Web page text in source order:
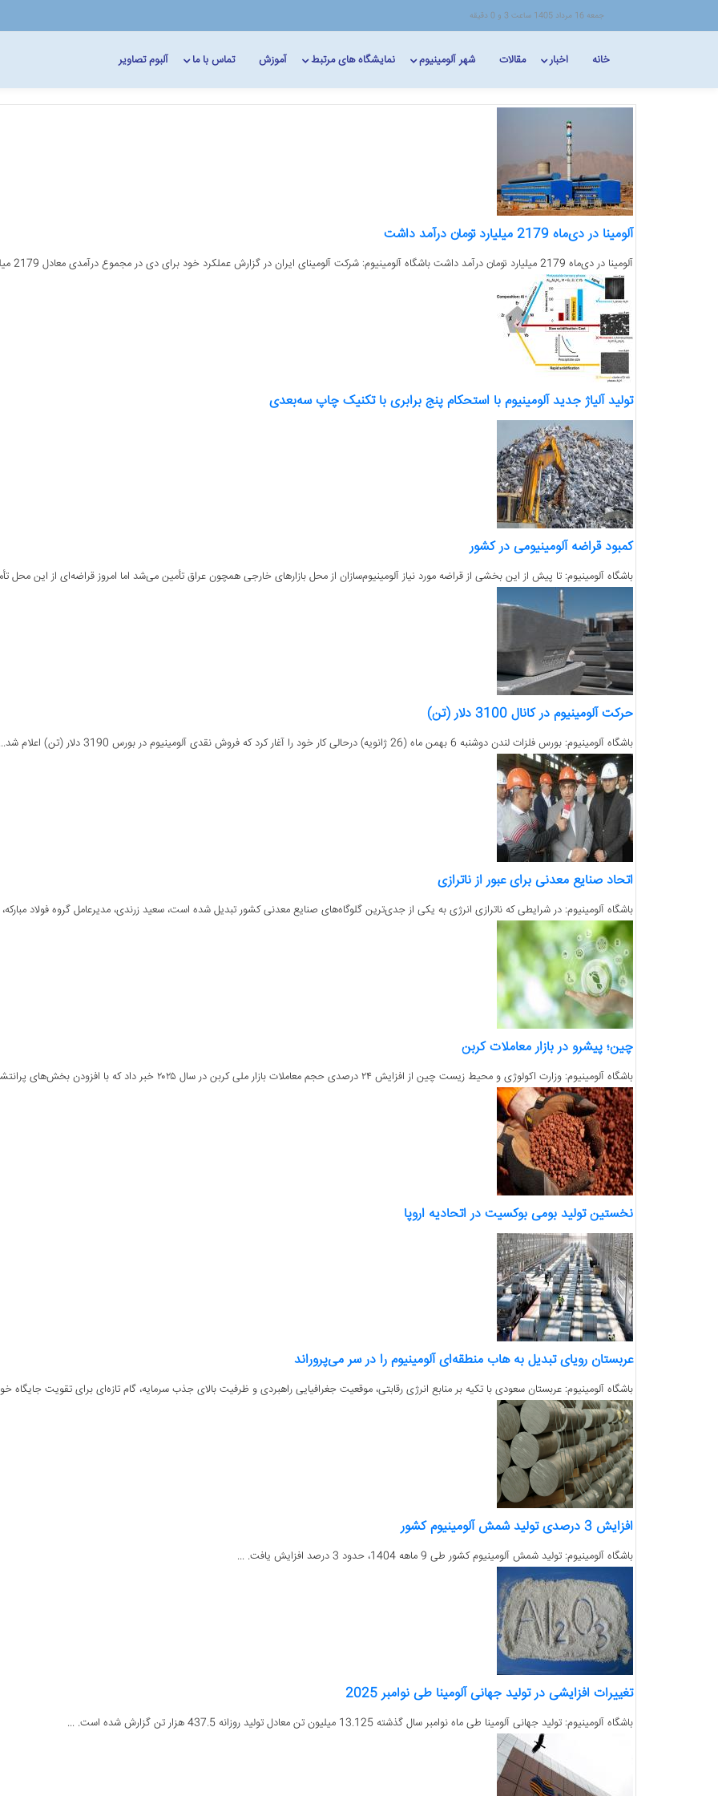
جمعه 16 مرداد 1405 ساعت 3 و 0 دقیقه
خانه اخبار مقالات شهر آلومینیوم نمایشگاه های مرتبط آموزش تماس با ما آلبوم تصاویر
آلومینا در دی‌ماه 2179 میلیارد تومان درآمد داشت
آلومینا در دی‌ماه 2179 میلیارد تومان درآمد داشت باشگاه آلومینیوم:‌ شرکت آلومینای ایران در گزارش عملکرد خود برای دی در مجموع درآمدی معادل 2179 میلیارد...
تولید آلیاژ جدید آلومینیوم با استحکام پنج برابری با تکنیک چاپ سه‌بعدی
کمبود قراضه آلومینیومی در کشور
باشگاه آلومینیوم: تا پیش از این بخشی از قراضه مورد نیاز آلومینیوم‌سازان از محل بازارهای خارجی همچون عراق تأمین می‌شد اما امروز قراضه‌ای از این محل
حرکت آلومینیوم در کانال 3100 دلار (تن)
باشگاه آلومینیوم: بورس فلزات لندن دوشنبه 6 بهمن ماه (26 ژانویه) درحالی کار خود را آغار کرد که فروش نقدی آلومینیوم در بورس 3190 دلار (تن) اعلام شد....
اتحاد صنایع معدنی برای عبور از ناترازی
باشگاه آلومینیوم: در شرایطی که ناترازی انرژی به یکی از جدی‌ترین گلوگاه‌های صنایع معدنی کشور تبدیل شده است، سعید زرندی، مدیرعامل گروه فولاد مبارکه،
چین؛ پیشرو در بازار معاملات کربن
باشگاه آلومینیوم:‌ وزارت اکولوژی و محیط زیست چین از افزایش ۲۴ درصدی حجم معاملات بازار ملی کربن در سال ۲۰۲۵ خبر داد که با افزودن بخش‌های پرانتشار مانند...
نخستین تولید بومی بوکسیت در اتحادیه اروپا
عربستان رویای تبدیل به هاب منطقه‌ای آلومینیوم را در سر می‌پروراند
باشگاه آلومینیوم: عربستان سعودی با تکیه بر منابع انرژی رقابتی، موقعیت جغرافیایی راهبردی و ظرفیت بالای جذب سرمایه، گام تازه‌ای برای تقویت جایگاه
افزایش 3 درصدی تولید شمش آلومینیوم کشور
باشگاه آلومینیوم: تولید شمش آلومینیوم کشور طی 9 ماهه 1404، حدود 3 درصد افزایش یافت. ...
تغییرات افزایشی در تولید جهانی آلومینا طی نوامبر 2025
باشگاه آلومینیوم: تولید جهانی آلومینا طی ماه نوامبر سال گذشته 13.125 میلیون تن معادل تولید روزانه 437.5 هزار تن گزارش شده است. ...